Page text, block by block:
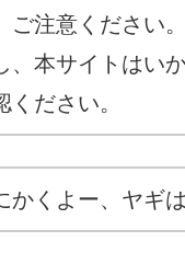
ご注意ください
、本サイトはい
ください。
かくよー、ヤギ